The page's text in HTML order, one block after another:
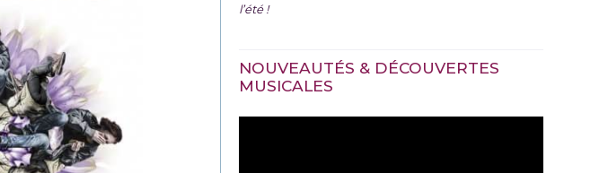
l’été !
NOUVEAUTÉS & DÉCOUVERTES
MUSICALES